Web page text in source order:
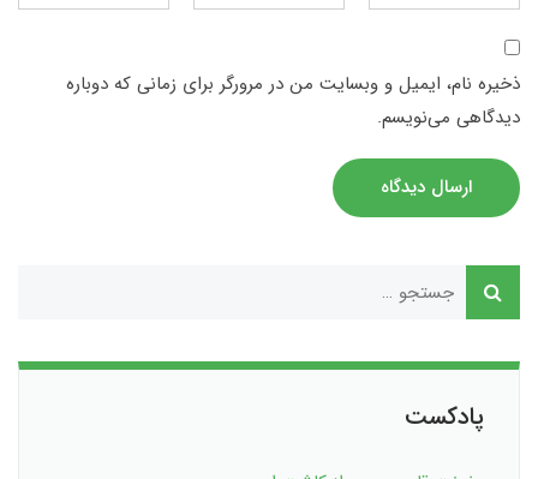
ذخیره نام، ایمیل و وبسایت من در مرورگر برای زمانی که دوباره
دیدگاهی می‌نویسم.
ارسال دیدگاه
پادکست